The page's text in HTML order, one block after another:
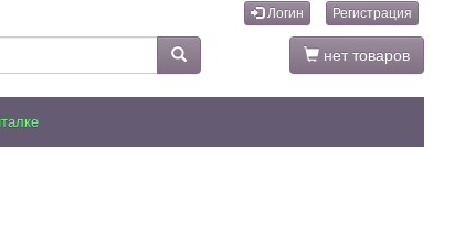
Логин Регистрация
нет товаров